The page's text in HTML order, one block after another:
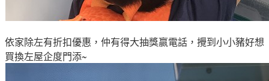
依家除左有折扣優惠 ，仲有得大抽獎嬴電話 ，攪到小小豬好想
買換左屋企度門添~